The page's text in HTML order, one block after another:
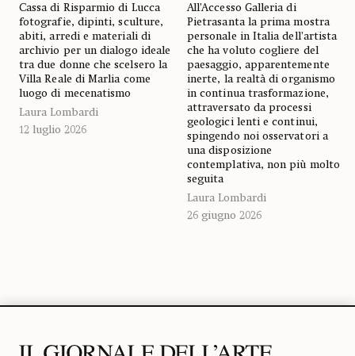
Cassa di Risparmio di Lucca
fotografie, dipinti, sculture,
abiti, arredi e materiali di
archivio per un dialogo ideale
tra due donne che scelsero la
Villa Reale di Marlia come
luogo di mecenatismo
Laura Lombardi
12 luglio 2026
All’Accesso Galleria di
Pietrasanta la prima mostra
personale in Italia dell’artista
che ha voluto cogliere del
paesaggio, apparentemente
inerte, la realtà di organismo
in continua trasformazione,
attraversato da processi
geologici lenti e continui,
spingendo noi osservatori a
una disposizione
contemplativa, non più molto
seguita
Laura Lombardi
26 giugno 2026